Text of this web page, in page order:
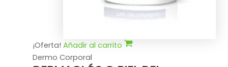
¡Oferta! Añadir al carrito
Dermo Corporal